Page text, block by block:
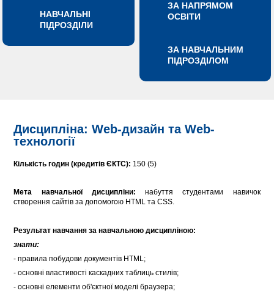
НАВЧАЛЬНІ
ПІДРОЗДІЛИ
ЗА НАПРЯМОМ
ОСВІТИ
ЗА НАВЧАЛЬНИМ
ПІДРОЗДІЛОМ
Дисципліна: Web-дизайн та Web-
технології
Кількість годин (кредитів ЄКТС): 150 (5)
Мета навчальної дисципліни:набуття студентами навичок
створення сайтів за допомогою HTML та CSS.
Результат навчання за навчальною дисципліною:
знати:
- правила побудови документів HTML;
- основні властивості каскадних таблиць стилів;
- основні елементи об'єктної моделі браузера;